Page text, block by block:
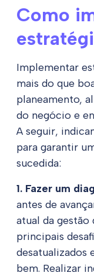
Como
Implementar
mais do que
planeamento,
do negócio e
A seguir,
para garantir
sucedida:
1. Fazer um
antes de
atual da gestão
principais
desatualizados
bem. Realizar